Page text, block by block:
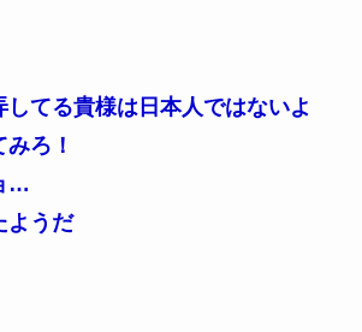
してる貴様は日本人ではないよ
ろ！
…
ようだ